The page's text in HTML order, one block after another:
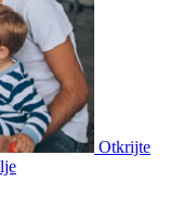
Otkrijte